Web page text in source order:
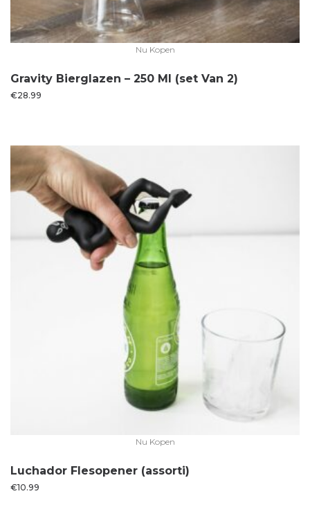
Nu Kopen
Gravity Bierglazen – 250 Ml (set Van 2)
€28.99
Nu Kopen
Luchador Flesopener (assorti)
€10.99